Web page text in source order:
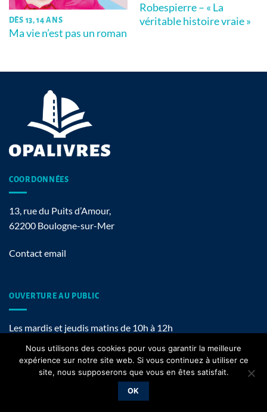
DÈS 13, 14 ANS
Ma vie n’est pas un roman
Robespierre – « La
véritable histoire vraie »
COORDONNÉES
13, rue du Puits d’Amour,
62200 Boulogne-sur-Mer
Contact email
OUVERTURE AU PUBLIC
Les mardis et jeudis matins de 10h à 12h
Mentions légales
Copyright 2026 ©
Nous utilisons des cookies pour vous garantir la meilleure
expérience sur notre site web. Si vous continuez à utiliser ce
site, nous supposerons que vous en êtes satisfait.
OK